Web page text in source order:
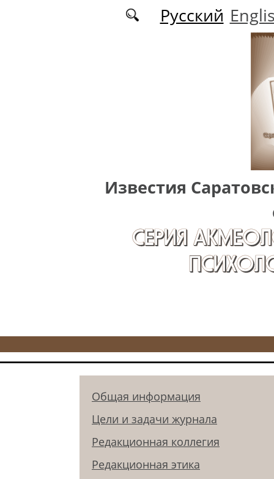
Перейти к основному содержаниюРусский
Известия
СЕРИЯ
Общая информация
Цели и задачи журнала
Редакционная коллегия
Редакционная этика